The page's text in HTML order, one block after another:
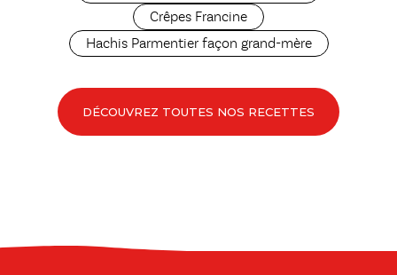
Crêpes Francine
Hachis Parmentier façon grand-mère
DÉCOUVREZ TOUTES NOS RECETTES